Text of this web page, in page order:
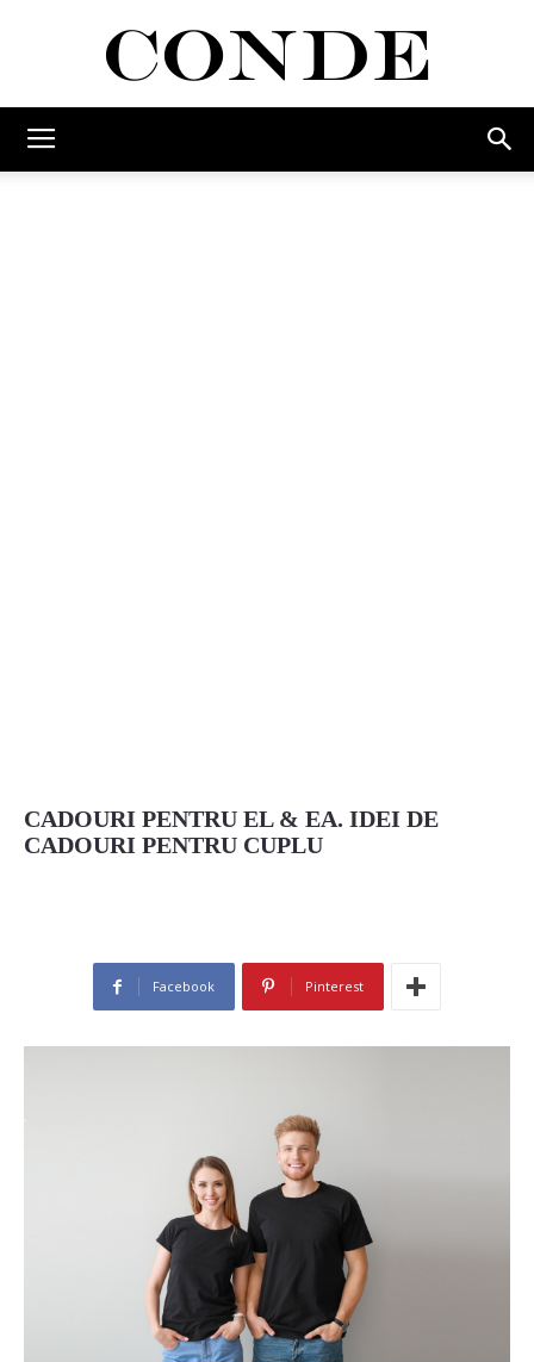
CADOURI PENTRU EL & EA. IDEI DE
CADOURI PENTRU CUPLU
Facebook Pinterest